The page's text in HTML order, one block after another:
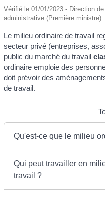
Vérifié le 01/01/2023 - Direction
administrative (Première ministre)
Le milieu ordinaire de travail
secteur privé (entreprises,
public du marché du travail
ordinaire emploie des
doit prévoir des
de travail.
Qu'est-ce que le milieu
Qui peut travailler en
travail ?